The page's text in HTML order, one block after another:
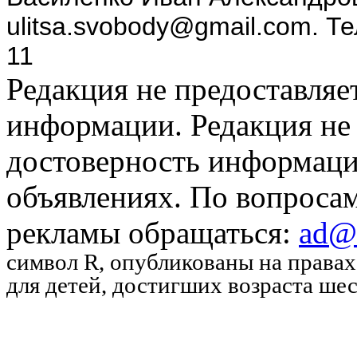
ulitsa.svobody@gmail.com.
11
Редакция не
информации. Редакция не
достоверность
объявлениях. По
рекламы обращаться:
символ R, опубликованы на
для детей, достигших возраста